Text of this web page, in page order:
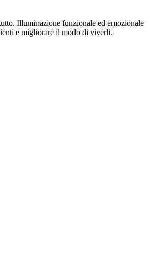
Illuminazione funzionale ed emozionale
e migliorare il modo di viverli.